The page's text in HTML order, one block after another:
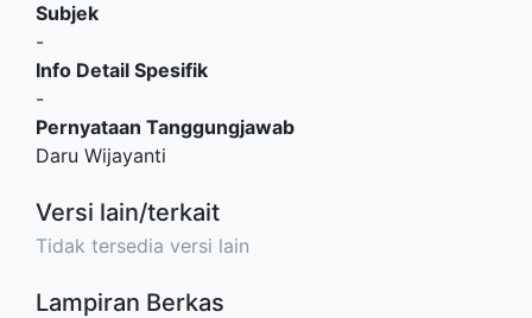
Subjek
-
Info Detail Spesifik
-
Pernyataan Tanggungjawab
Daru Wijayanti
Versi lain/terkait
Tidak tersedia versi lain
Lampiran Berkas